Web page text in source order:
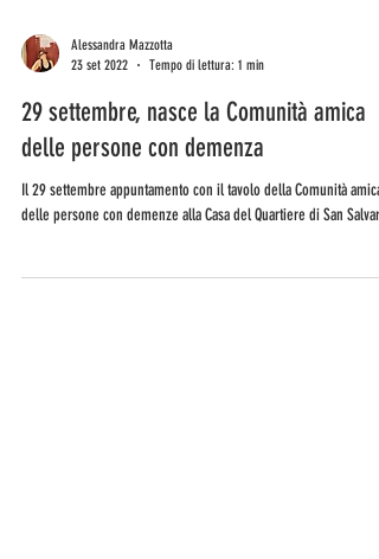
Alessandra Mazzotta
23 set 2022
Tempo di lettura: 1 min
29 settembre, nasce la Comunità amica
delle persone con demenza